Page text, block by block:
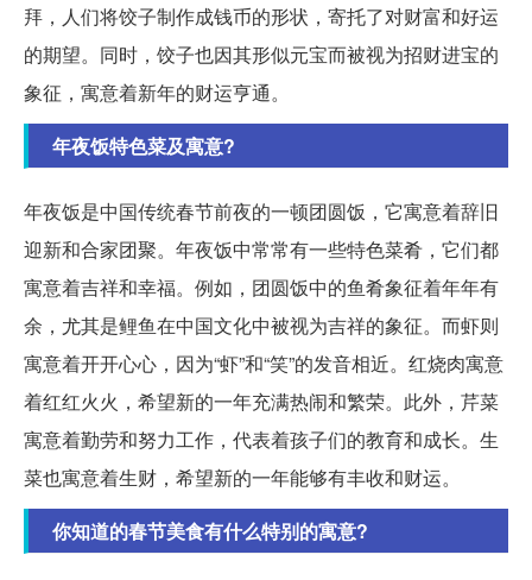
拜，人们将饺子制作成钱币的形状，寄托了对财富和好运
的期望。同时，饺子也因其形似元宝而被视为招财进宝的
象征，寓意着新年的财运亨通。
年夜饭特色菜及寓意?
年夜饭是中国传统春节前夜的一顿团圆饭，它寓意着辞旧
迎新和合家团聚。年夜饭中常常有一些特色菜肴，它们都
寓意着吉祥和幸福。例如，团圆饭中的鱼肴象征着年年有
余，尤其是鲤鱼在中国文化中被视为吉祥的象征。而虾则
寓意着开开心心，因为“虾”和“笑”的发音相近。红烧肉寓意
着红红火火，希望新的一年充满热闹和繁荣。此外，芹菜
寓意着勤劳和努力工作，代表着孩子们的教育和成长。生
菜也寓意着生财，希望新的一年能够有丰收和财运。
你知道的春节美食有什么特别的寓意?